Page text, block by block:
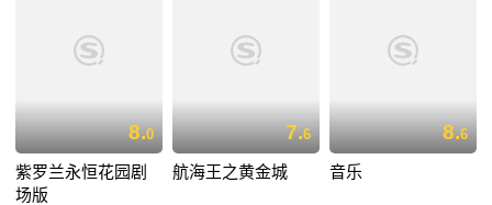
8.0
紫罗兰永恒花园剧
场版
7.6
航海王之黄金城
8.6
音乐